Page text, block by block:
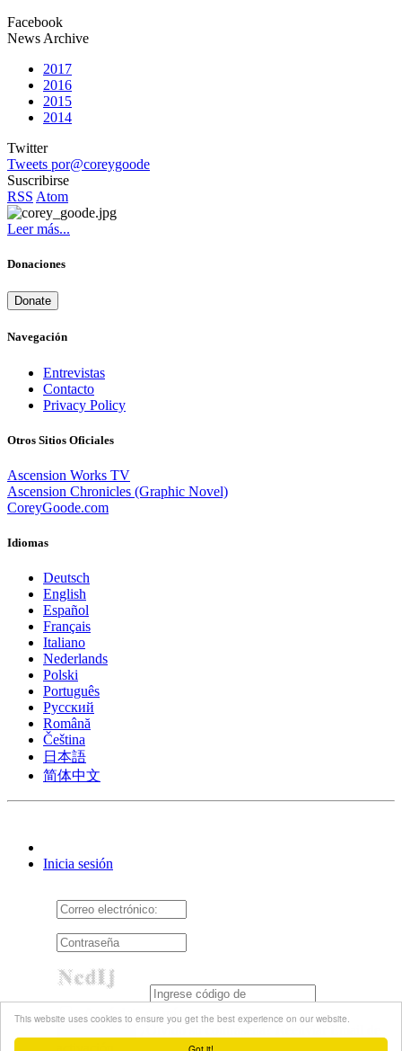
This website uses cookies to ensure you get the best experience on our website.
Facebook
News Archive
2017
2016
2015
2014
Twitter
Tweets por@coreygoode
Suscribirse
RSS Atom
Leer más...
Donaciones
Donate
Navegación
Entrevistas
Contacto
Privacy Policy
Otros Sitios Oficiales
Ascension Works TV
Ascension Chronicles (Graphic Novel)
CoreyGoode.com
Idiomas
Deutsch
English
Español
Français
Italiano
Nederlands
Polski
Português
Pусский
Română
Čeština
日本語
简体中文
Inicia sesión
Acuérdate de mí